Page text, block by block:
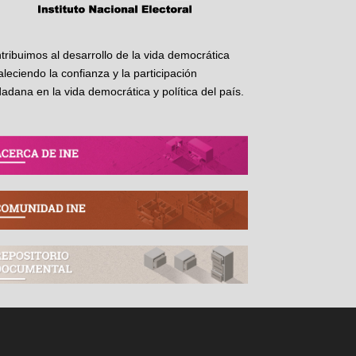
al desarrollo de la vida democrática
la confianza y la participación
en la vida democrática y política del país.